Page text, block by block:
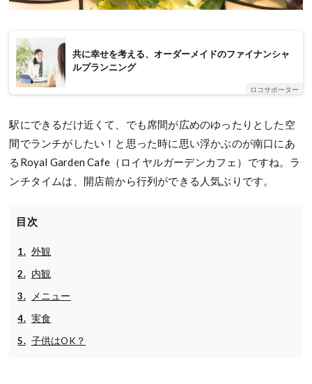
共に幸せを考える、オーダーメイドのファイナンシャ
ルプランニング
ロコサポーター
駅にできるだけ近くて、でも席間が広めのゆったりとした空
間でランチがしたい！と思った時に思い浮かぶのが南口にあ
るRoyal Garden Cafe（ロイヤルガーデンカフェ）ですね。ラ
ンチタイムは、開店前から行列ができる人気ぶりです。
目次
外観
内観
メニュー
実食
子供はOK？